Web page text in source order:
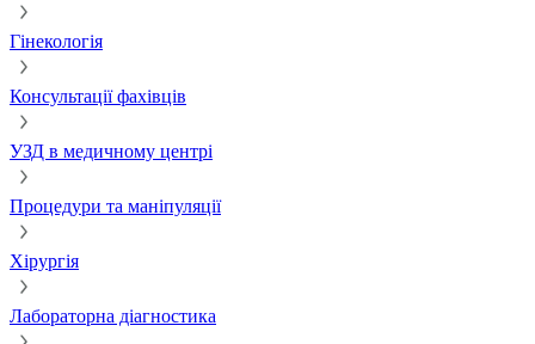
Гінекологія
Консультації фахівців
УЗД в медичному центрі
Процедури та маніпуляції
Хірургія
Лабораторна діагностика